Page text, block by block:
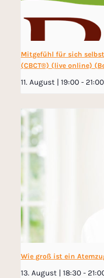
Mitgefühl für sich
(CBCT®) (live online)
11. August | 19:00 - 21:00
Wie groß ist ein
13. August | 18:30 -